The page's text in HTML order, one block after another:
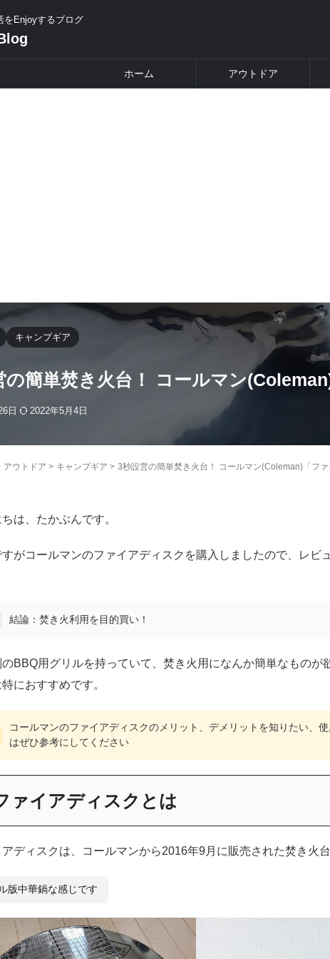
をEnjoyするブログ
ホーム アウトドア
キャンプギア
の簡単焚き火台！ コールマン
日 2022年5月4日
アウトドア > キャンプギア > 3秒設営の簡単焚き火台！ コールマン(Coleman)「フ
は、たかぶんです。
がコールマンのファイアディスクを購入しましたので、レビ
結論：焚き火利用を目的買い！
のBBQ用グリルを持っていて、焚き火用になんか簡単なものが
におすすめです。
コールマンのファイアディスクのメリット、デメリットを知りたい、
はぜひ参考にしてください
ァイアディスクとは
ディスクは、コールマンから2016年9月に販売された焚き火台
版中華鍋な感じです